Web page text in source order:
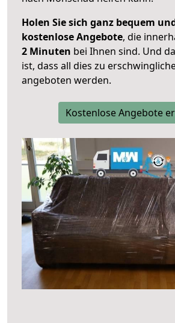
Holen Sie sich ganz bequem
kostenlose Angebote, die
2 Minuten bei Ihnen sind. Und
ist, dass all dies zu
angeboten werden.
Kostenlose Angebote